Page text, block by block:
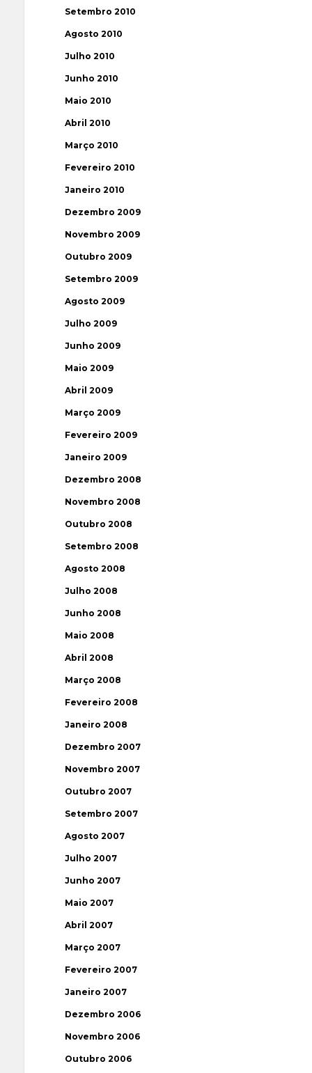
Setembro 2010
Agosto 2010
Julho 2010
Junho 2010
Maio 2010
Abril 2010
Março 2010
Fevereiro 2010
Janeiro 2010
Dezembro 2009
Novembro 2009
Outubro 2009
Setembro 2009
Agosto 2009
Julho 2009
Junho 2009
Maio 2009
Abril 2009
Março 2009
Fevereiro 2009
Janeiro 2009
Dezembro 2008
Novembro 2008
Outubro 2008
Setembro 2008
Agosto 2008
Julho 2008
Junho 2008
Maio 2008
Abril 2008
Março 2008
Fevereiro 2008
Janeiro 2008
Dezembro 2007
Novembro 2007
Outubro 2007
Setembro 2007
Agosto 2007
Julho 2007
Junho 2007
Maio 2007
Abril 2007
Março 2007
Fevereiro 2007
Janeiro 2007
Dezembro 2006
Novembro 2006
Outubro 2006